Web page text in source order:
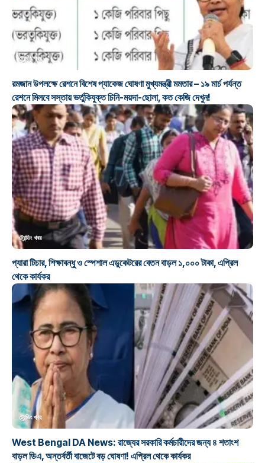
ট্রেন্ডিং খবর
রমজান উপলক্ষে রেশনে বিশেষ প্যাকেজ ঘোষণা মুখ্যমন্ত্রী মমতার – ১৯ মার্চ পর্যন্ত
রেশনে মিলবে সস্তায় ভর্তুকিযুক্ত চিনি-ময়দা-ছোলা, কত কেজি দেখুন!
ট্রেন্ডিং খবর
প্যারা টিচার, শিক্ষাবন্ধু ও স্পেশাল এডুকেটরের বেতন বাড়ল ১,০০০ টাকা, এপ্রিল
থেকে কার্যকর
ট্রেন্ডিং খবর
West Bengal DA News: রাজ্যের সরকারি কর্মচারীদের জন্য ৪ শতাংশ
বাড়ল ডিএ, অন্তর্বর্তী বাজেটে বড় ঘোষণা! এপ্রিল থেকে কার্যকর